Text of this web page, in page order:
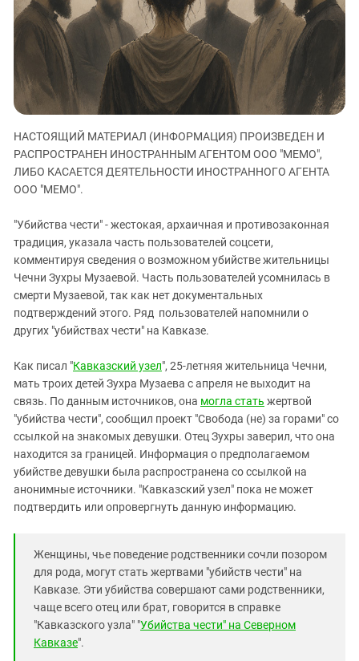
ЗАСТАВЛЯЕТ
КАВКАЗ ЗА ПАЛЕСТИНУ
ИНАКОМЫСЛИЕ В ЧЕЧНЕ
ПРЕСЛЕДОВАНИЕ АКТИВИСТОВ
МОБИЛИЗАЦИЯ И ПРОТЕСТЫ
Дагестан
Ингушетия
Кабардино-Балкария
Калмыкия
Карачаево-Черкесия
Краснодарский край
Российская Федерация
Северная Осетия - Алания
СКФО
Ставропольский край
Чечня
Южная Осетия
Южный Кавказ
ЮФО
НАСТОЯЩИЙ МАТЕРИАЛ (ИНФОРМАЦИЯ) ПРОИЗВЕДЕН И
РАСПРОСТРАНЕН ИНОСТРАННЫМ АГЕНТОМ ООО "МЕМО",
ЛИБО КАСАЕТСЯ ДЕЯТЕЛЬНОСТИ ИНОСТРАННОГО АГЕНТА
ООО "МЕМО".
"Убийства чести" - жестокая, архаичная и противозаконная
традиция, указала часть пользователей соцсети,
комментируя сведения о возможном убийстве жительницы
Чечни Зухры Музаевой. Часть пользователей усомнилась в
смерти Музаевой, так как нет документальных
подтверждений этого. Ряд пользователей напомнили о
других "убийствах чести" на Кавказе.
Как писал "Кавказский узел", 25-летняя жительница Чечни,
мать троих детей Зухра Музаева с апреля не выходит на
связь. По данным источников, она могла стать жертвой
"убийства чести", сообщил проект "Свобода (не) за горами" со
ссылкой на знакомых девушки. Отец Зухры заверил, что она
находится за границей. Информация о предполагаемом
убийстве девушки была распространена со ссылкой на
анонимные источники. "Кавказский узел" пока не может
подтвердить или опровергнуть данную информацию.
Женщины, чье поведение родственники сочли позором
для рода, могут стать жертвами "убийств чести" на
Кавказе. Эти убийства совершают сами родственники,
чаще всего отец или брат, говорится в справке
"Кавказского узла" "Убийства чести" на Северном
Кавказе".